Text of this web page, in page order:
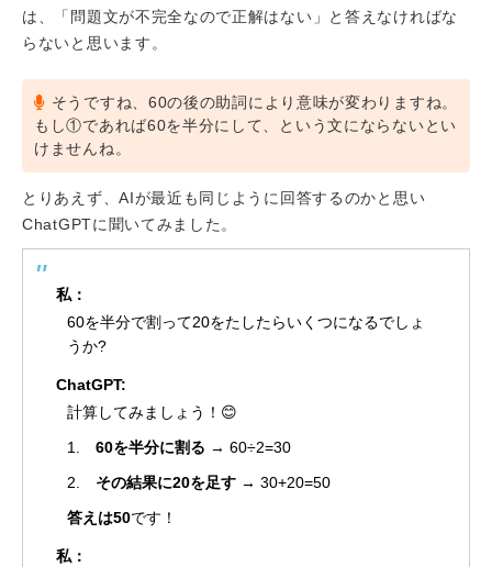
は、「問題文が不完全なので正解はない」と答えなければな
らないと思います。
そうですね、60の後の助詞により意味が変わりますね。
もし①であれば60を半分にして、という文にならないとい
けませんね。
とりあえず、AIが最近も同じように回答するのかと思い
ChatGPTに聞いてみました。
私：
60を半分で割って20をたしたらいくつになるでしょ
うか?
ChatGPT:
計算してみましょう！😊
1. 60を半分に割る → 60÷2=30
2. その結果に20を足す → 30+20=50
答えは50です！
私：